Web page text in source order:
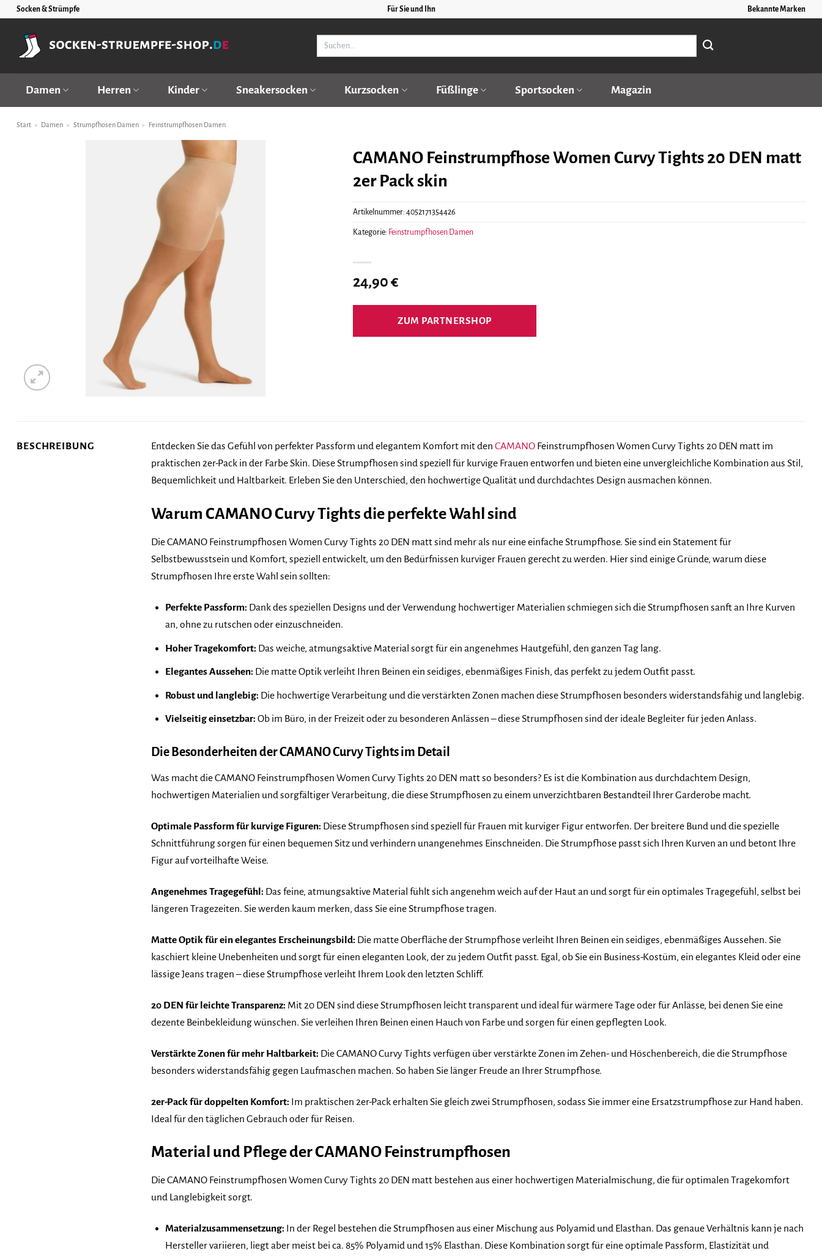
Zum
springen
Socken & Strümpfe Für Sie und Ihn Bekannte Marken
Suchen
Damen Herren Kinder Sneakersocken Kurzsocken Füßlinge Sportsocken Magazin
Start » Damen » Strumpfhosen Damen » Feinstrumpfhosen Damen
CAMANO Feinstrumpfhose Women Curvy Tights 20 DEN matt
2er Pack skin
24,90€
ZUM PARTNERSHOP
Artikelnummer: 4052171354426
Kategorie: Feinstrumpfhosen Damen
BESCHREIBUNG Entdecken Sie das Gefühl von perfekter Passform und elegantem Komfort mit den CAMANO Feinstrumpfhosen Women Curvy Tights 20 DEN matt im
praktischen 2er-Pack in der Farbe Skin. Diese Strumpfhosen sind speziell für kurvige Frauen entworfen und bieten eine unvergleichliche Kombination aus Stil,
Bequemlichkeit und Haltbarkeit. Erleben Sie den Unterschied, den hochwertige Qualität und durchdachtes Design ausmachen können.
Warum CAMANO Curvy Tights die perfekte Wahl sind
Die CAMANO Feinstrumpfhosen Women Curvy Tights 20 DEN matt sind mehr als nur eine einfache Strumpfhose. Sie sind ein Statement für
Selbstbewusstsein und Komfort, speziell entwickelt, um den Bedürfnissen kurviger Frauen gerecht zu werden. Hier sind einige Gründe, warum diese
Strumpfhosen Ihre erste Wahl sein sollten:
Perfekte Passform: Dank des speziellen Designs und der Verwendung hochwertiger Materialien schmiegen sich die Strumpfhosen sanft an Ihre Kurven
an, ohne zu rutschen oder einzuschneiden.
Hoher Tragekomfort: Das weiche, atmungsaktive Material sorgt für ein angenehmes Hautgefühl, den ganzen Tag lang.
Elegantes Aussehen: Die matte Optik verleiht Ihren Beinen ein seidiges, ebenmäßiges Finish, das perfekt zu jedem Outfit passt.
Robust und langlebig: Die hochwertige Verarbeitung und die verstärkten Zonen machen diese Strumpfhosen besonders widerstandsfähig und langlebig.
Vielseitig einsetzbar: Ob im Büro, in der Freizeit oder zu besonderen Anlässen – diese Strumpfhosen sind der ideale Begleiter für jeden Anlass.
Die Besonderheiten der CAMANO Curvy Tights im Detail
Was macht die CAMANO Feinstrumpfhosen Women Curvy Tights 20 DEN matt so besonders? Es ist die Kombination aus durchdachtem Design,
hochwertigen Materialien und sorgfältiger Verarbeitung, die diese Strumpfhosen zu einem unverzichtbaren Bestandteil Ihrer Garderobe macht.
Optimale Passform für kurvige Figuren: Diese Strumpfhosen sind speziell für Frauen mit kurviger Figur entworfen. Der breitere Bund und die spezielle
Schnittführung sorgen für einen bequemen Sitz und verhindern unangenehmes Einschneiden. Die Strumpfhose passt sich Ihren Kurven an und betont Ihre
Figur auf vorteilhafte Weise.
Angenehmes Tragegefühl: Das feine, atmungsaktive Material fühlt sich angenehm weich auf der Haut an und sorgt für ein optimales Tragegefühl, selbst bei
längeren Tragezeiten. Sie werden kaum merken, dass Sie eine Strumpfhose tragen.
Matte Optik für ein elegantes Erscheinungsbild: Die matte Oberfläche der Strumpfhose verleiht Ihren Beinen ein seidiges, ebenmäßiges Aussehen. Sie
kaschiert kleine Unebenheiten und sorgt für einen eleganten Look, der zu jedem Outfit passt. Egal, ob Sie ein Business-Kostüm, ein elegantes Kleid oder eine
lässige Jeans tragen – diese Strumpfhose verleiht Ihrem Look den letzten Schliff.
20 DEN für leichte Transparenz: Mit 20 DEN sind diese Strumpfhosen leicht transparent und ideal für wärmere Tage oder für Anlässe, bei denen Sie eine
dezente Beinbekleidung wünschen. Sie verleihen Ihren Beinen einen Hauch von Farbe und sorgen für einen gepflegten Look.
Verstärkte Zonen für mehr Haltbarkeit: Die CAMANO Curvy Tights verfügen über verstärkte Zonen im Zehen- und Höschenbereich, die die Strumpfhose
besonders widerstandsfähig gegen Laufmaschen machen. So haben Sie länger Freude an Ihrer Strumpfhose.
2er-Pack für doppelten Komfort: Im praktischen 2er-Pack erhalten Sie gleich zwei Strumpfhosen, sodass Sie immer eine Ersatzstrumpfhose zur Hand haben.
Ideal für den täglichen Gebrauch oder für Reisen.
Material und Pflege der CAMANO Feinstrumpfhosen
Die CAMANO Feinstrumpfhosen Women Curvy Tights 20 DEN matt bestehen aus einer hochwertigen Materialmischung, die für optimalen Tragekomfort
und Langlebigkeit sorgt.
Materialzusammensetzung: In der Regel bestehen die Strumpfhosen aus einer Mischung aus Polyamid und Elasthan. Das genaue Verhältnis kann je nach
Hersteller variieren, liegt aber meist bei ca. 85% Polyamid und 15% Elasthan. Diese Kombination sorgt für eine optimale Passform, Elastizität und